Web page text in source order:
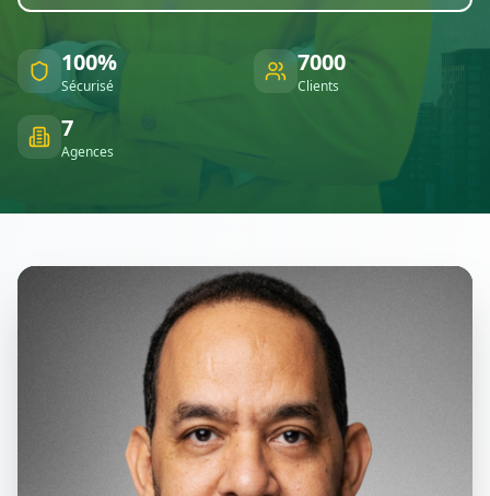
100%
Sécurisé
7000
Clients
7
Agences